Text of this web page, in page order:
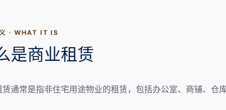
· WHAT IT IS
是商业租赁
赁通常是指非住宅用途物业的租赁，包括办公室、商铺、仓